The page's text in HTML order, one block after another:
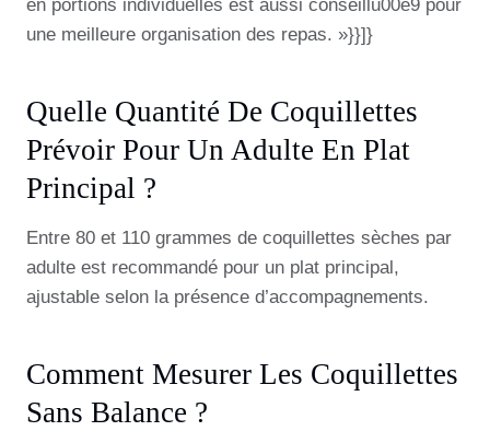
en portions individuelles est aussi conseillu00e9 pour
une meilleure organisation des repas. »}}]}
Quelle Quantité De Coquillettes
Prévoir Pour Un Adulte En Plat
Principal ?
Entre 80 et 110 grammes de coquillettes sèches par
adulte est recommandé pour un plat principal,
ajustable selon la présence d’accompagnements.
Comment Mesurer Les Coquillettes
Sans Balance ?